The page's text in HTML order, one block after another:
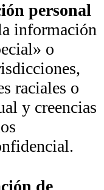
personal
información
o
raciales o
y creencias